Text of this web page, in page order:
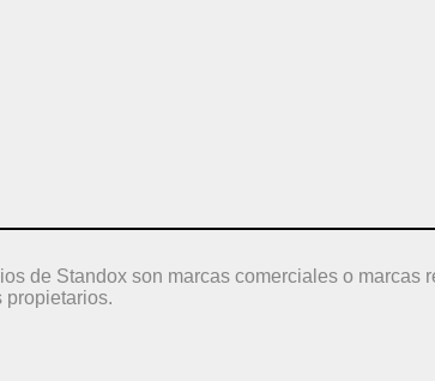
de Standox son marcas comerciales o marcas
propietarios.